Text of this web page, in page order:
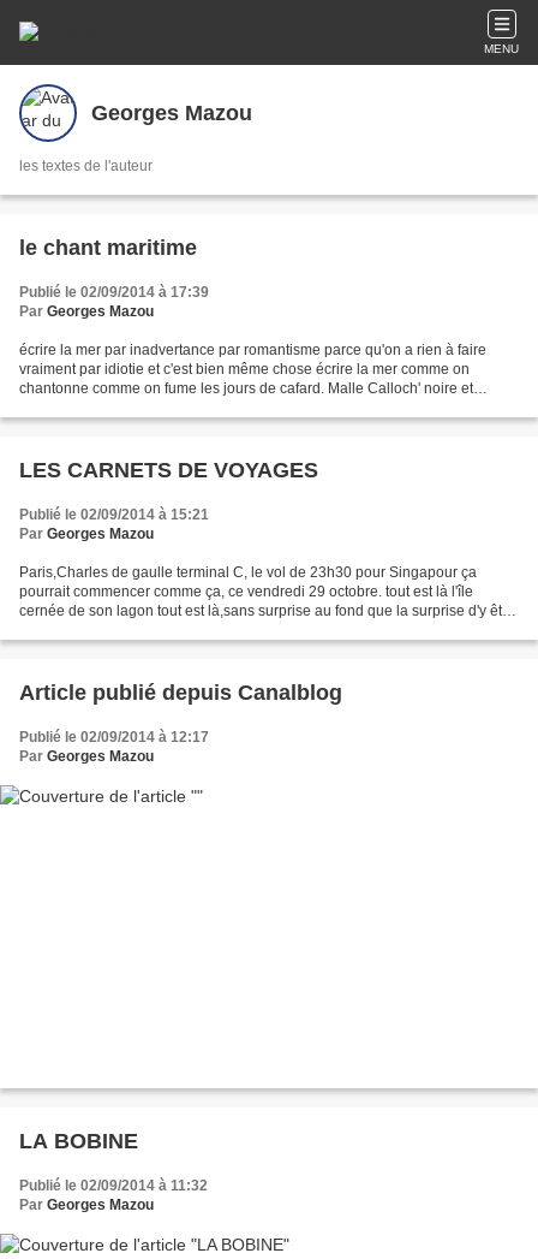
MENU
Georges Mazou
les textes de l'auteur
le chant maritime
Publié le 02/09/2014 à 17:39
Par Georges Mazou
écrire la mer par inadvertance par romantisme parce qu'on a rien à faire
vraiment par idiotie et c'est bien même chose écrire la mer comme on
chantonne comme on fume les jours de cafard. Malle Calloch' noire et
LES CARNETS DE VOYAGES
Publié le 02/09/2014 à 15:21
Par Georges Mazou
Paris,Charles de gaulle terminal C, le vol de 23h30 pour Singapour ça
pourrait commencer comme ça, ce vendredi 29 octobre. tout est là l'île
cernée de son lagon tout est là,sans surprise au fond que la surprise d'y être
Article publié depuis Canalblog
Publié le 02/09/2014 à 12:17
Par Georges Mazou
LA BOBINE
Publié le 02/09/2014 à 11:32
Par Georges Mazou